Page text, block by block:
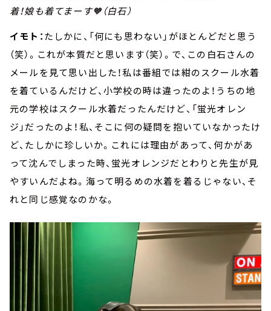
着！娘も着てまーす🧡（白石）
イモト：たしかに、「何にも思わない」がほとんどだと思う
（笑）。これが本質だと思います（笑）。で、この白石さんの
メールを見て思い出した！私は番組では紺のスクール水着
を着ているんだけど、小学校の時は違ったのよ！うちの地
元の学校はスクール水着だったんだけど、「蛍光オレン
ジ」だったのよ！私、そこに何の疑問を抱いていなかったけ
ど、たしかに珍しいか。これには理由があって、何かがあ
って沈んでしまった時、蛍光オレンジだとわりと先生が見
やすいんだよね。海って明るめの水着を着るじゃない、そ
れと同じ感覚なのかな。